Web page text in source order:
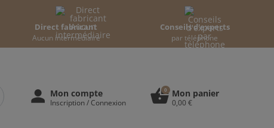
Direct fabricant
Aucun intermédiaire
Conseils d'experts
par téléphone
person Mon compte
Inscription / Connexion shopping_basket
0 Mon panier
0,00 €